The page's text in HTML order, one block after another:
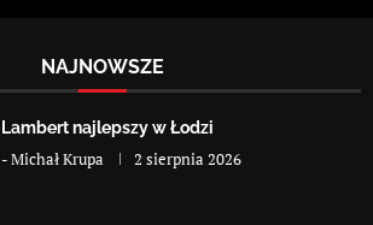
NAJNOWSZE
Lambert najlepszy w Łodzi
-Michał Krupa 2 sierpnia 2026